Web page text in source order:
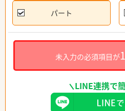
パート
未入力の必須項目が
LINE連携で